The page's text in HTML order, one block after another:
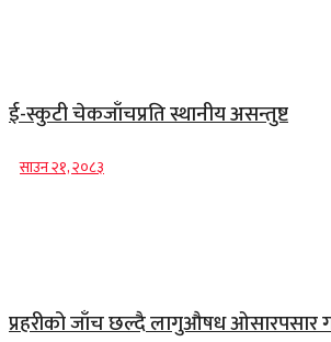
ई-स्कुटी चेकजाँचप्रति स्थानीय असन्तुष्ट
साउन २१, २०८३
प्रहरीको जाँच छल्दै लागुऔषध ओसारपसार